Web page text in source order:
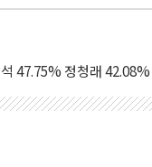
정청래 43.27% 송영
정청래 39.89% 송
족 현실화